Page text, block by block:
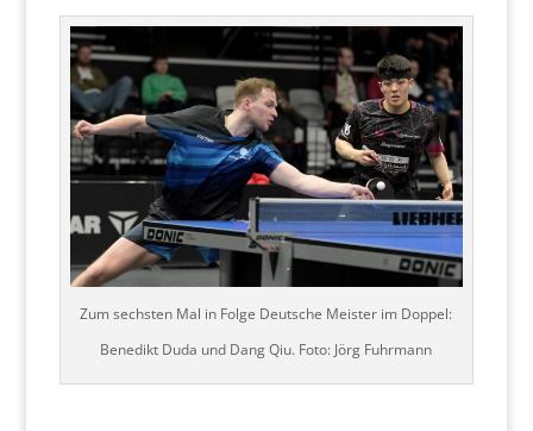
Zum sechsten Mal in Folge Deutsche Meister im Doppel:
Benedikt Duda und Dang Qiu. Foto: Jörg Fuhrmann